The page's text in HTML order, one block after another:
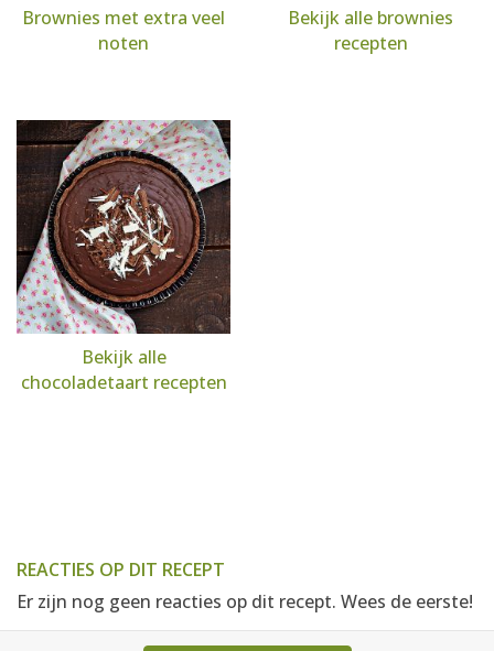
Brownies met extra veel
noten
Bekijk alle brownies
recepten
Bekijk alle
chocoladetaart recepten
REACTIES OP DIT RECEPT
Er zijn nog geen reacties op dit recept. Wees de eerste!